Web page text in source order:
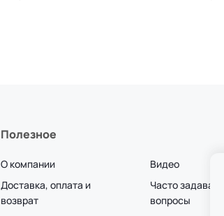
Полезное
О компании
Доставка, оплата и
возврат
Видео
Часто
вопросы